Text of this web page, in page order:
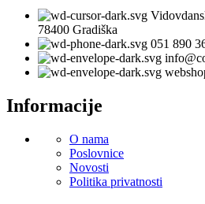
78400 Gradiška
051 890
Informacije
O nama
Poslovnice
Novosti
Politika privatnosti